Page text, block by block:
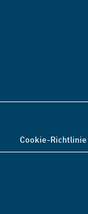
Cookie-Richtlinie